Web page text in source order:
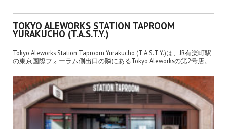
TOKYO ALEWORKS STATION TAPROOM
YURAKUCHO (T.A.S.T.Y.)
Tokyo Aleworks Station Taproom Yurakucho (T.A.S.T.Y.)は、JR有楽町駅
の東京国際フォーラム側出口の隣にあるTokyo Aleworksの第2号店。